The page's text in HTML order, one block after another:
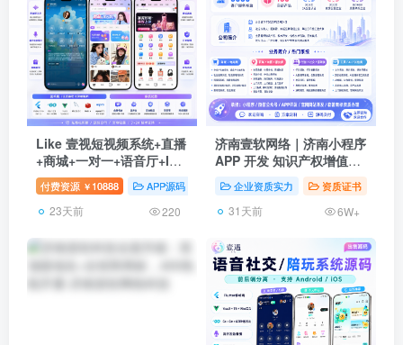
Like 壹视短视频系统+直播
+商城+一对一+语音厅+IM
｜Flutter+Go+Vue 三端完
整商业级源码
付费资源 ￥ 10888 APP源码 GO源码 交友直播
23天前 220
济南壹软网络｜济南小程序
APP 开发 知识产权增值电
信资质齐全
企业资质实力 资质证书
31天前 6W+